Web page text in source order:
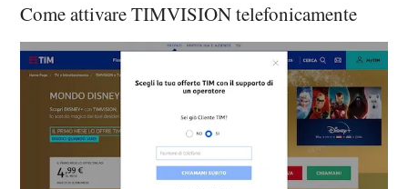
Come attivare TIMVISION telefonicamente